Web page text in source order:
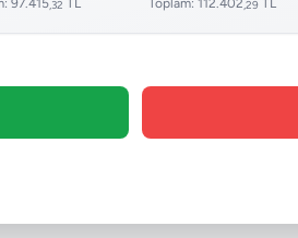
97.415 ,32 TL Toplam: 112.402 ,29 TL